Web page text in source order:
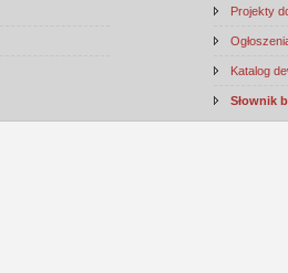
Projekty
Katalog
Słownik